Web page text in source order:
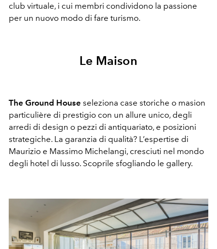
club virtuale, i cui membri condividono la passione
per un nuovo modo di fare turismo.
Le Maison
The Ground House seleziona case storiche o masion
particulière di prestigio con un allure unico, degli
arredi di design o pezzi di antiquariato, e posizioni
strategiche. La garanzia di qualità? L’espertise di
Maurizio e Massimo Michelangi, cresciuti nel mondo
degli hotel di lusso. Scoprile sfogliando le gallery.